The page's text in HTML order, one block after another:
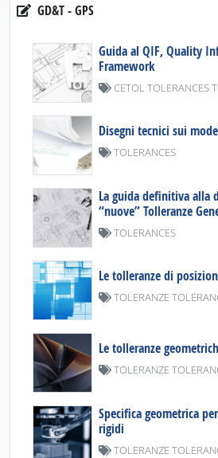
GD&T - GPS
Guida al QIF, Quality
Framework
CETOL TOLERANCES
Disegni tecnici sui
TOLERANCES
La guida definitiva alla
“nuove” Tolleranze
TOLERANCES
Le tolleranze di
TOLERANZE
Le tolleranze
TOLERANZE
Specifica geometrica
rigidi
TOLERANZE